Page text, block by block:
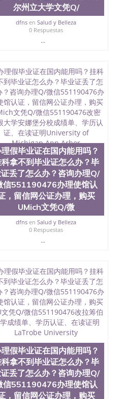
尔州立大学文凭Q/
dfns enSalud y Belleza
0 Respuestas
...
理假毕业证在国内能用吗？
拿不到毕业证怎么办？毕
丢了怎么办？咨询办理Q/
信551190476办理使馆认
，留信网公证办理，购买
UMich文凭Q/微
dfns enSalud y Belleza
0 Respuestas
...
理假毕业证在国内能用吗？
拿不到毕业证怎么办？毕
丢了怎么办？咨询办理Q/
信551190476办理使馆认
，留信网公证办理，购买